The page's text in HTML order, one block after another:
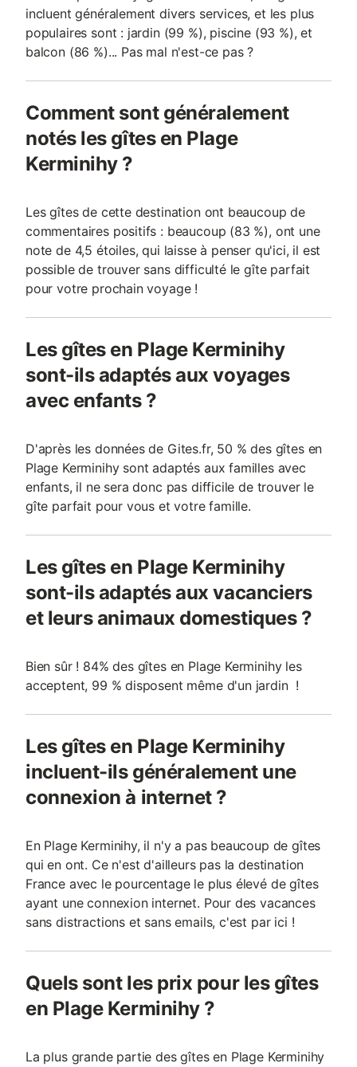
incluent généralement divers services, et les plus
populaires sont : jardin (99 %), piscine (93 %), et
balcon (86 %)... Pas mal n'est-ce pas ?
Comment sont généralement
notés les gîtes en Plage
Kerminihy ?
Les gîtes de cette destination ont beaucoup de
commentaires positifs : beaucoup (83 %), ont une
note de 4,5 étoiles, qui laisse à penser qu'ici, il est
possible de trouver sans difficulté le gîte parfait
pour votre prochain voyage !
Les gîtes en Plage Kerminihy
sont-ils adaptés aux voyages
avec enfants ?
D'après les données de Gites.fr, 50 % des gîtes en
Plage Kerminihy sont adaptés aux familles avec
enfants, il ne sera donc pas difficile de trouver le
gîte parfait pour vous et votre famille.
Les gîtes en Plage Kerminihy
sont-ils adaptés aux vacanciers
et leurs animaux domestiques ?
Bien sûr ! 84% des gîtes en Plage Kerminihy les
acceptent, 99 % disposent même d'un jardin !
Les gîtes en Plage Kerminihy
incluent-ils généralement une
connexion à internet ?
En Plage Kerminihy, il n'y a pas beaucoup de gîtes
qui en ont. Ce n'est d'ailleurs pas la destination
France avec le pourcentage le plus élevé de gîtes
ayant une connexion internet. Pour des vacances
sans distractions et sans emails, c'est par ici !
Quels sont les prix pour les gîtes
en Plage Kerminihy ?
La plus grande partie des gîtes en Plage Kerminihy